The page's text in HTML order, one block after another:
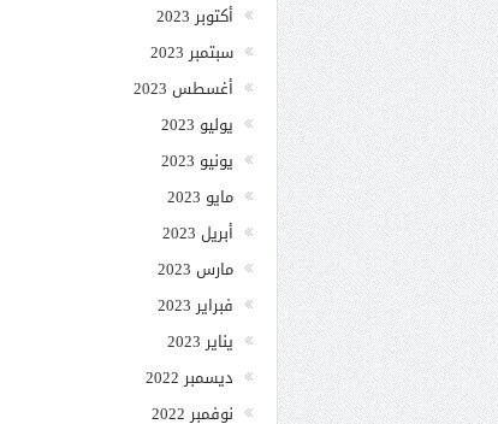
أكتوبر 2023
سبتمبر 2023
أغسطس 2023
يوليو 2023
يونيو 2023
مايو 2023
أبريل 2023
مارس 2023
فبراير 2023
يناير 2023
ديسمبر 2022
نوفمبر 2022